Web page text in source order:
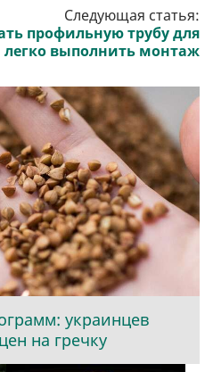
Следующая статья:
профильную трубу для
легко выполнить монтаж
украинцев
на гречку